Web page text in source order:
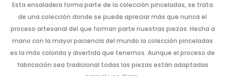
Esta ensaladera forma parte de la colección pinceladas, se trata
de una colección donde se puede apreciar más que nunca el
proceso artesanal del que forman parte nuestras piezas. Hecha a
mano con la mayor paciencia del mundo la colección pinceladas
es la más colorida y divertida que tenemos. Aunque el proceso de
fabricación sea tradicional todas las piezas están adaptadas